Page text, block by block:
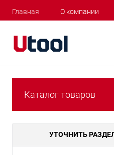
Главная О компании
Каталог товаров
УТОЧНИТЬ